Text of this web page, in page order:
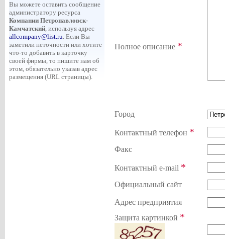
Вы можете оставить сообщение
администратору ресурса
Компании Петропавловск-
Камчатский, используя адрес
allcompany@list.ru. Если Вы
заметили неточности или хотите
что-то добавить в карточку
своей фирмы, то пишите нам об
этом, обязательно указав адрес
размещения (URL страницы).
Полное описание *
Город
Контактный телефон *
Факс
Контактный e-mail *
Официальный сайт
Адрес предприятия
Защита картинкой *